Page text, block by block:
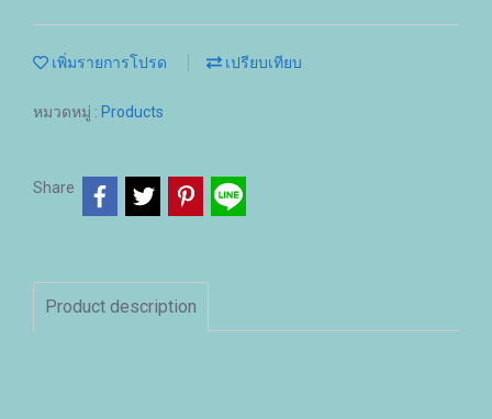
เพิ่มรายการโปรด เปรียบเทียบ
หมวดหมู่ : Products
Share
Product description